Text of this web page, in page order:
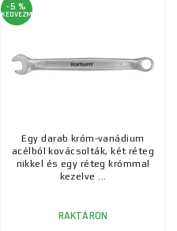
-5 %
KEDVEZMÉNY
Egy darab króm-vanádium
acélból kovácsolták, két réteg
nikkel és egy réteg krómmal
kezelve ...
RAKTÁRON